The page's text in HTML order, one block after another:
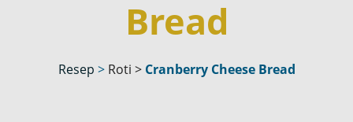
Bread
Resep > Roti > Cranberry Cheese Bread